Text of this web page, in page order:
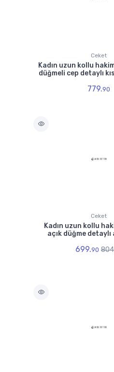
Ceket
Kadın uzun kollu
düğmeli cep detaylı
779.90
Ceket
Kadın uzun kollu
açık düğme
699.90